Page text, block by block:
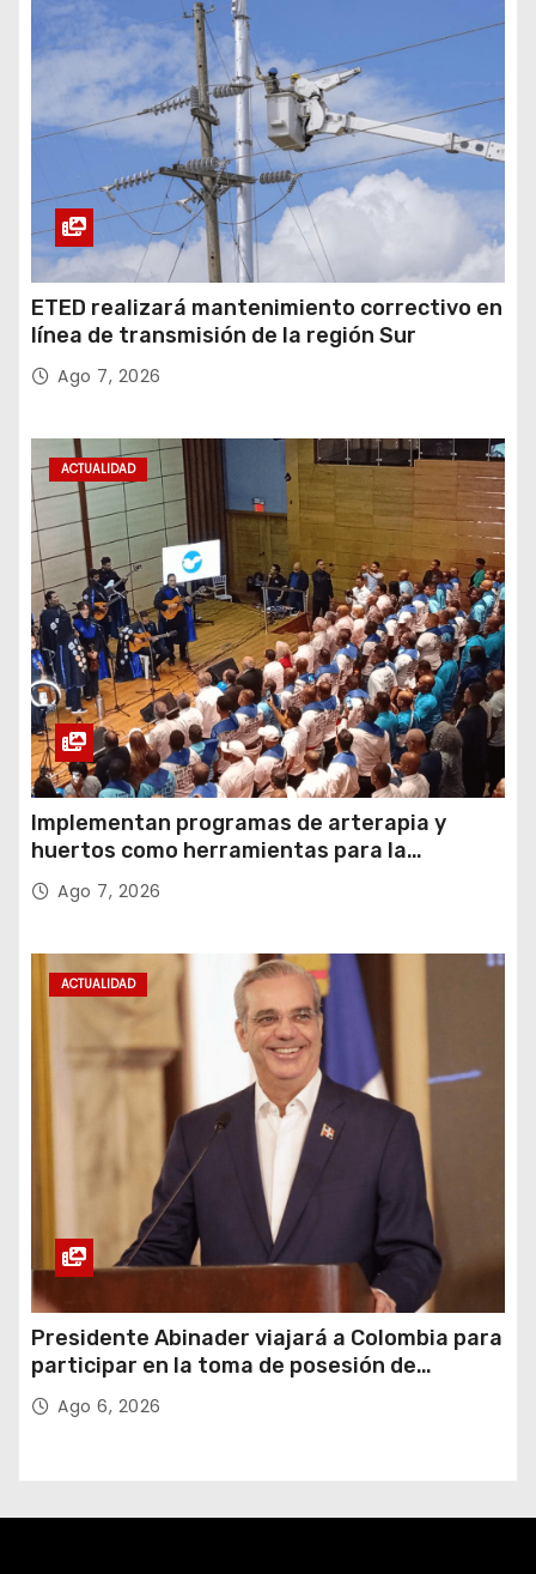
ETED realizará mantenimiento correctivo en
línea de transmisión de la región Sur
Ago 7, 2026
ACTUALIDAD
Implementan programas de arterapia y
huertos como herramientas para la
recuperación y la inclusión social
Ago 7, 2026
ACTUALIDAD
Presidente Abinader viajará a Colombia para
participar en la toma de posesión de
Abelardo de la Espriella
Ago 6, 2026